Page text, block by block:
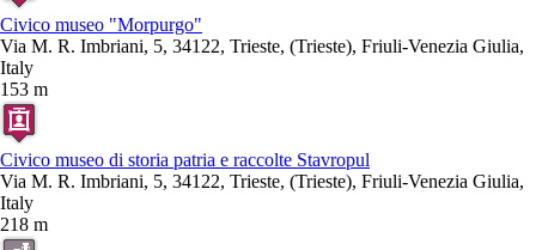
Civico museo "Morpurgo"
Via M. R. Imbriani, 5, 34122, Trieste, (Trieste), Friuli-Venezia Giulia,
Italy
153 m
Civico museo di storia patria e raccolte Stavropul
Via M. R. Imbriani, 5, 34122, Trieste, (Trieste), Friuli-Venezia Giulia,
Italy
218 m